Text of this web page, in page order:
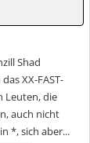
Shad
XX-FAST-
Leuten, die
auch nicht
*, sich aber...